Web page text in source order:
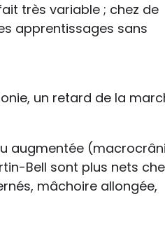
très variable ; chez de
apprentissages sans
un retard de la
augmentée
Bell sont plus nets
mâchoire allongée,